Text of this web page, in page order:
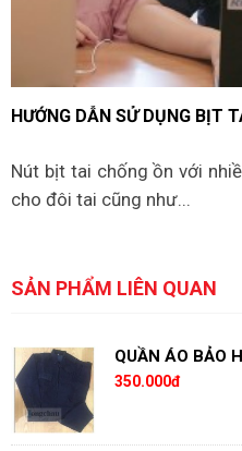
HƯỚNG DẪN SỬ DỤNG BỊT
Nút bịt tai chống ồn với
cho đôi tai cũng như...
SẢN PHẨM LIÊN QUAN
QUẦN ÁO BẢO
350.000đ